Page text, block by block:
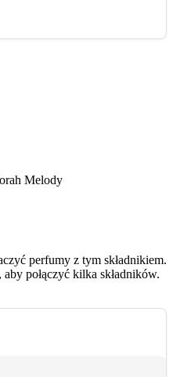
Melody
perfumy z tym składnikiem.
połączyć kilka składników.